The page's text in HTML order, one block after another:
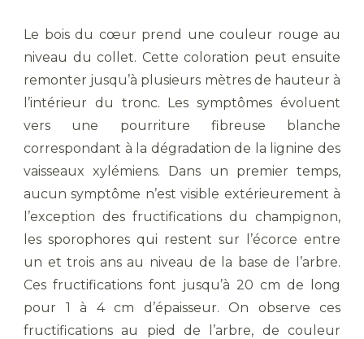
Le bois du cœur prend une couleur rouge au
niveau du collet. Cette coloration peut ensuite
remonter jusqu’à plusieurs mètres de hauteur à
l’intérieur du tronc. Les symptômes évoluent
vers une pourriture fibreuse blanche
correspondant à la dégradation de la lignine des
vaisseaux xylémiens. Dans un premier temps,
aucun symptôme n’est visible extérieurement à
l’exception des fructifications du champignon,
les sporophores qui restent sur l’écorce entre
un et trois ans au niveau de la base de l’arbre.
Ces fructifications font jusqu’à 20 cm de long
pour 1 à 4 cm d’épaisseur. On observe ces
fructifications au pied de l’arbre, de couleur